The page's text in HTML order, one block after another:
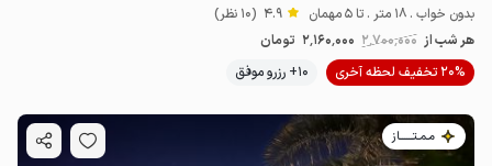
بدون خواب . 18 متر . تا 5 مهمان 4.9 (10 نظر)
هر شب از 2٬700٬000 2٬160٬000 تومان
20% تخفیف لحظه آخری
10+ رزرو موفق
مـمـتــــــاز